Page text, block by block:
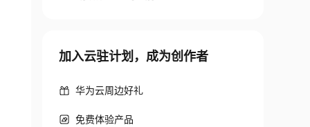
加入云驻计划，成为创作者
华为云周边好礼
免费体验产品